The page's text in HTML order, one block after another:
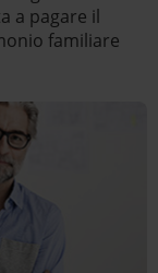
a pagare il
familiare